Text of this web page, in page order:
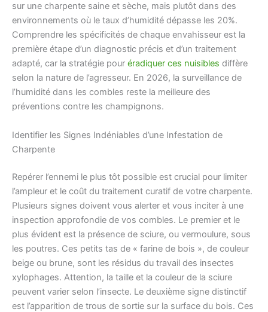
sur une charpente saine et sèche, mais plutôt dans des
environnements où le taux d’humidité dépasse les 20%.
Comprendre les spécificités de chaque envahisseur est la
première étape d’un diagnostic précis et d’un traitement
adapté, car la stratégie pour éradiquer ces nuisibles diffère
selon la nature de l’agresseur. En 2026, la surveillance de
l’humidité dans les combles reste la meilleure des
préventions contre les champignons.
Identifier les Signes Indéniables d’une Infestation de
Charpente
Repérer l’ennemi le plus tôt possible est crucial pour limiter
l’ampleur et le coût du traitement curatif de votre charpente.
Plusieurs signes doivent vous alerter et vous inciter à une
inspection approfondie de vos combles. Le premier et le
plus évident est la présence de sciure, ou vermoulure, sous
les poutres. Ces petits tas de « farine de bois », de couleur
beige ou brune, sont les résidus du travail des insectes
xylophages. Attention, la taille et la couleur de la sciure
peuvent varier selon l’insecte. Le deuxième signe distinctif
est l’apparition de trous de sortie sur la surface du bois. Ces